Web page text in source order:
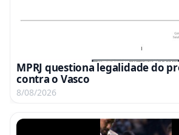
MPRJ questiona legalidade do
contra o Vasco
8/08/2026